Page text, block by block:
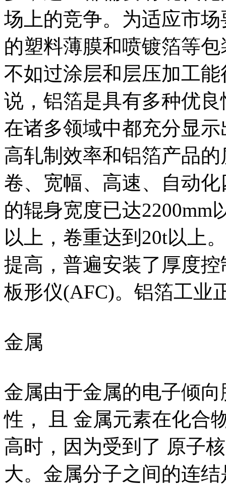
场上的竞争。为适应市
的塑料薄膜和喷镀箔等
不如过涂层和层压加工
说，铝箔是具有多种优
在诸多领域中都充分显
高轧制效率和铝箔产品
卷、宽幅、高速、自动
的辊身宽度已达2200mm
以上，卷重达到20t以上
提高，普遍安装了厚度
板形仪(AFC)。铝箔工业
金属
金属由于金属的电子倾
性， 且 金属元素在化合
高时，因为受到了 原子
大。金属分子之间的连